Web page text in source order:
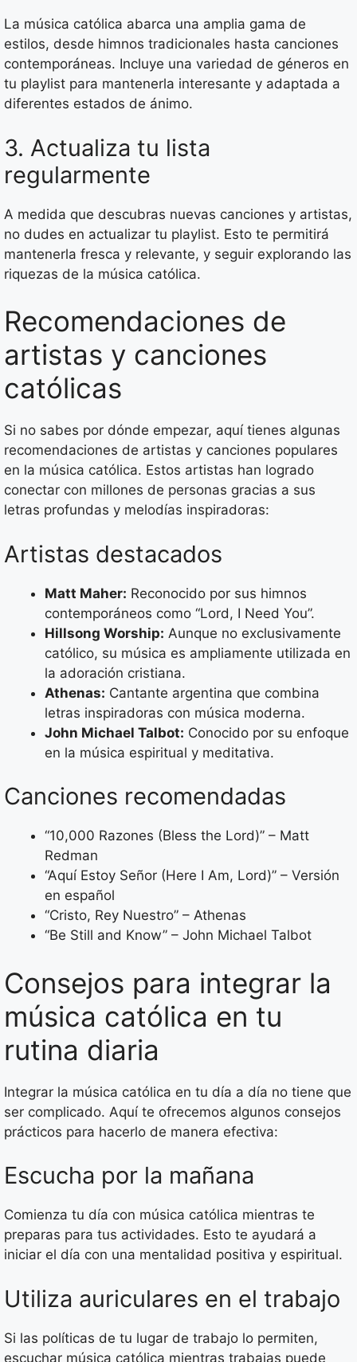
La música católica abarca una amplia gama de
estilos, desde himnos tradicionales hasta canciones
contemporáneas. Incluye una variedad de géneros en
tu playlist para mantenerla interesante y adaptada a
diferentes estados de ánimo.
3. Actualiza tu lista
regularmente
A medida que descubras nuevas canciones y artistas,
no dudes en actualizar tu playlist. Esto te permitirá
mantenerla fresca y relevante, y seguir explorando las
riquezas de la música católica.
Recomendaciones de
artistas y canciones
católicas
Si no sabes por dónde empezar, aquí tienes algunas
recomendaciones de artistas y canciones populares
en la música católica. Estos artistas han logrado
conectar con millones de personas gracias a sus
letras profundas y melodías inspiradoras:
Artistas destacados
Matt Maher: Reconocido por sus himnos
contemporáneos como “Lord, I Need You”.
Hillsong Worship: Aunque no exclusivamente
católico, su música es ampliamente utilizada en
la adoración cristiana.
Athenas: Cantante argentina que combina
letras inspiradoras con música moderna.
John Michael Talbot: Conocido por su enfoque
en la música espiritual y meditativa.
Canciones recomendadas
“10,000 Razones (Bless the Lord)” – Matt
Redman
“Aquí Estoy Señor (Here I Am, Lord)” – Versión
en español
“Cristo, Rey Nuestro” – Athenas
“Be Still and Know” – John Michael Talbot
Consejos para integrar la
música católica en tu
rutina diaria
Integrar la música católica en tu día a día no tiene que
ser complicado. Aquí te ofrecemos algunos consejos
prácticos para hacerlo de manera efectiva:
Escucha por la mañana
Comienza tu día con música católica mientras te
preparas para tus actividades. Esto te ayudará a
iniciar el día con una mentalidad positiva y espiritual.
Utiliza auriculares en el trabajo
Si las políticas de tu lugar de trabajo lo permiten,
escuchar música católica mientras trabajas puede